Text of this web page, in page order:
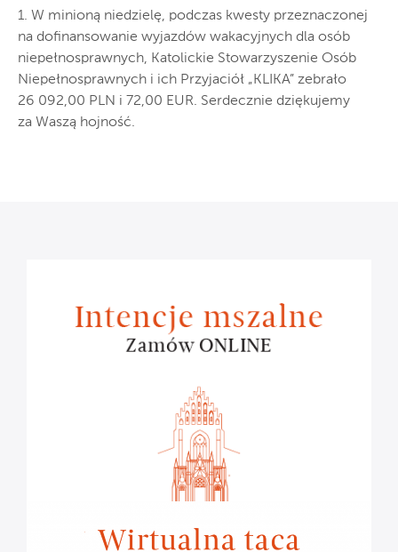
1. W minioną niedzielę, podczas kwesty przeznaczonej
na dofinansowanie wyjazdów wakacyjnych dla osób
niepełnosprawnych, Katolickie Stowarzyszenie Osób
Niepełnosprawnych i ich Przyjaciół „KLIKA” zebrało
26 092,00 PLN i 72,00 EUR. Serdecznie dziękujemy
za Waszą hojność.